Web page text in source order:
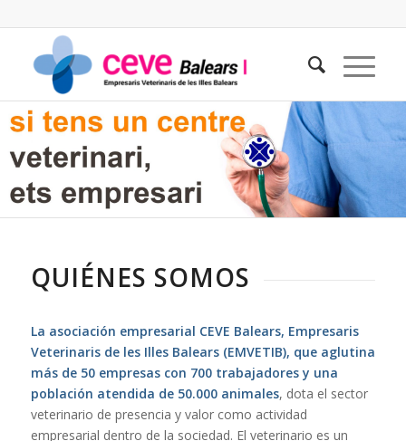
QUIÉNES SOMOS
La asociación empresarial CEVE Balears, Empresaris
Veterinaris de les Illes Balears (EMVETIB), que aglutina
más de 50 empresas con 700 trabajadores y una
población atendida de 50.000 animales, dota el sector
veterinario de presencia y valor como actividad
empresarial dentro de la sociedad. El veterinario es un